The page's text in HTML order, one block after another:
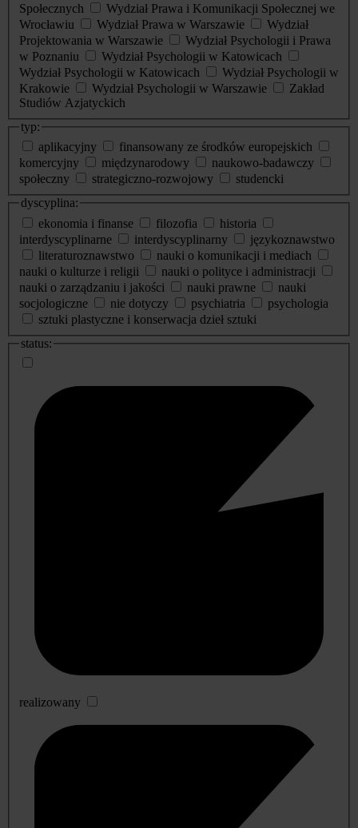
Społecznych
Wydział Prawa i Komunikacji Społecznej we
Wrocławiu
Wydział Prawa w Warszawie
Wydział
Projektowania w Warszawie
Wydział Psychologii i Prawa
w Poznaniu
Wydział Psychologii w Katowicach
Wydział Psychologii w Katowicach
Wydział Psychologii w
Krakowie
Wydział Psychologii w Warszawie
Zakład
Studiów Azjatyckich
typ:
aplikacyjny
finansowany ze środków europejskich
komercyjny
międzynarodowy
naukowo-badawczy
społeczny
strategiczno-rozwojowy
studencki
dyscyplina:
ekonomia i finanse
filozofia
historia
interdyscyplinarne
interdyscyplinarny
językoznawstwo
literaturoznawstwo
nauki o komunikacji i mediach
nauki o kulturze i religii
nauki o polityce i administracji
nauki o zarządzaniu i jakości
nauki prawne
nauki
socjologiczne
nie dotyczy psychiatria
psychologia
sztuki plastyczne i konserwacja dzieł sztuki
status:
realizowany